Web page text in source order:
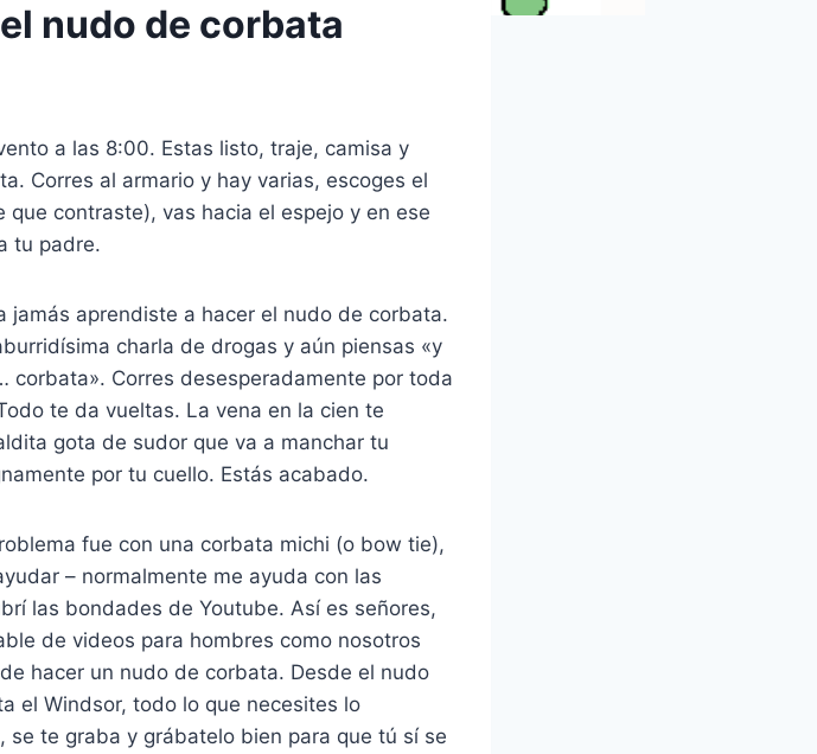
nudo de corbata
a las 8:00. Estas listo, traje, camisa y
Corres al armario y hay varias, escoges el
contraste), vas hacia el espejo y en ese
tu padre.
aprendiste a hacer el nudo de corbata.
charla de drogas y aún piensas «y
corbata». Corres desesperadamente por toda
te da vueltas. La vena en la cien te
gota de sudor que va a manchar tu
por tu cuello. Estás acabado.
fue con una corbata michi (o bow tie),
– normalmente me ayuda con las
las bondades de Youtube. Así es señores,
de videos para hombres como nosotros
hacer un nudo de corbata. Desde el nudo
el Windsor, todo lo que necesites lo
te graba y grábatelo bien para que tú sí se